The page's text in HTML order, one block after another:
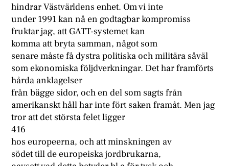
hindrar Västvärldens enhet. Om vi inte
under 1991 kan nå en godtagbar kompromiss
fruktar jag, att GATT-systemet kan
komma att bryta samman, något som
senare måste få dystra politiska och militära såväl
som ekonomiska följdverkningar. Det har framförts
hårda anklagelser
från bägge sidor, och en del som sagts från
amerikanskt håll har inte fört saken framåt. Men jag
tror att det största felet ligger
416
hos europeerna, och att minskningen av
södet till de europeiska jordbrukarna,